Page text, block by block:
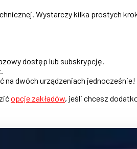
Wystarczy kilka prostych
dostęp lub subskrypcję.
na dwóch urządzeniach jednocześnie!
opcje zakładów, jeśli chcesz